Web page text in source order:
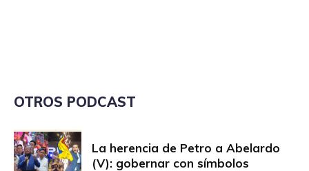
OTROS PODCAST
La herencia de Petro a Abelardo
(V): gobernar con símbolos